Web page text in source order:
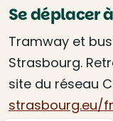
Se déplacer
Tramway et
Strasbourg.
site du réseau
strasbourg.eu/fr